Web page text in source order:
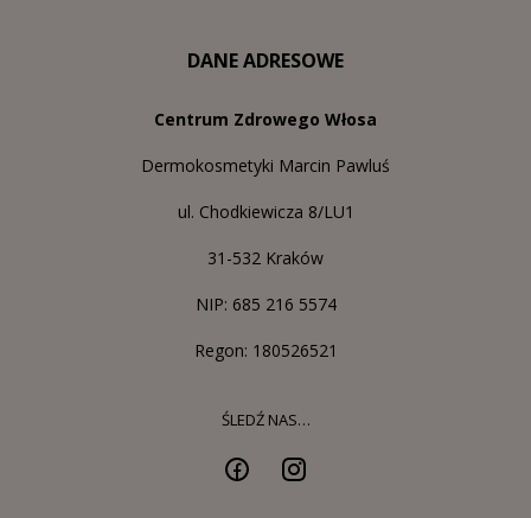
DANE ADRESOWE
Centrum Zdrowego Włosa
Dermokosmetyki Marcin Pawluś
ul. Chodkiewicza 8/LU1
31-532 Kraków
NIP: 685 216 5574
Regon: 180526521
ŚLEDŹ NAS…